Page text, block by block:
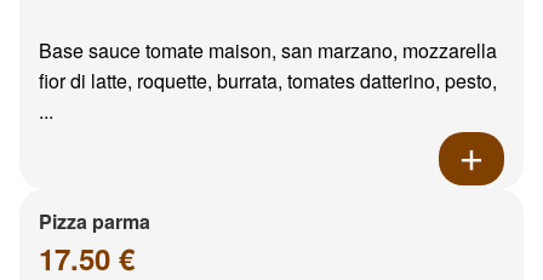
Base sauce tomate maison, san marzano, mozzarella
fior di latte, roquette, burrata, tomates datterino, pesto,
...
Pizza parma
17.50 €